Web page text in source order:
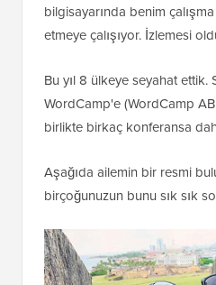
bilgisayarında benim çalışma
etmeye çalışıyor. İzlemesi
Bu yıl 8 ülkeye seyahat ettik.
WordCamp'e (WordCamp
birlikte birkaç konferansa
Aşağıda ailemin bir resmi
birçoğunuzun bunu sık sık